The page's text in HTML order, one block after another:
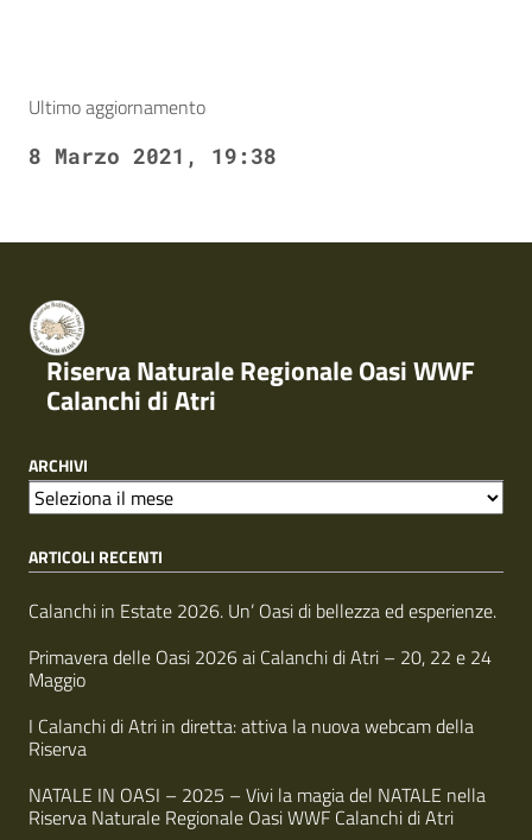
Ultimo aggiornamento
8 Marzo 2021, 19:38
Riserva Naturale Regionale Oasi WWF
Calanchi di Atri
ARCHIVI
A
c
i
i
ARTICOLI RECENTI
Calanchi in Estate 2026. Un’ Oasi di bellezza ed esperienze.
Primavera delle Oasi 2026 ai Calanchi di Atri – 20, 22 e 24
Maggio
I Calanchi di Atri in diretta: attiva la nuova webcam della
Riserva
NATALE IN OASI – 2025 – Vivi la magia del NATALE nella
Riserva Naturale Regionale Oasi WWF Calanchi di Atri